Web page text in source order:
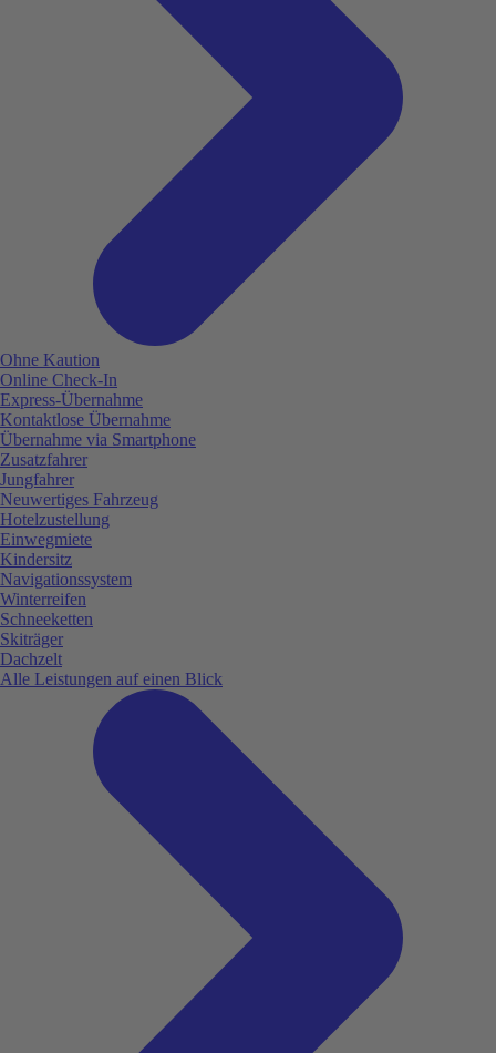
Ohne Kaution
Online Check-In
Express-Übernahme
Kontaktlose Übernahme
Übernahme via Smartphone
Zusatzfahrer
Jungfahrer
Neuwertiges Fahrzeug
Hotelzustellung
Einwegmiete
Kindersitz
Navigationssystem
Winterreifen
Schneeketten
Skiträger
Dachzelt
Alle Leistungen auf einen Blick